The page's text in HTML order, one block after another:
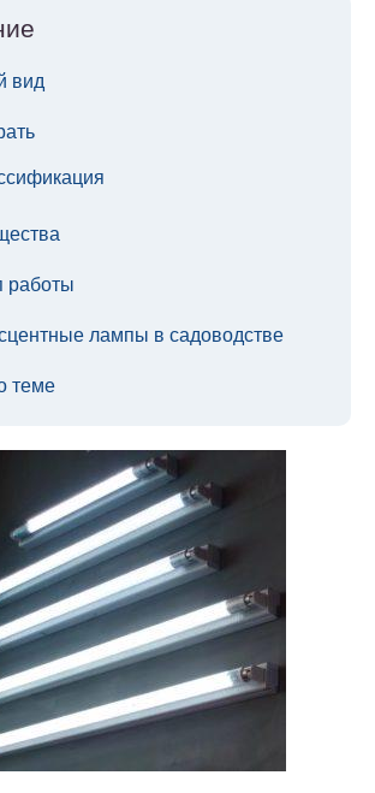
вид
работы
лампы в садоводстве
теме